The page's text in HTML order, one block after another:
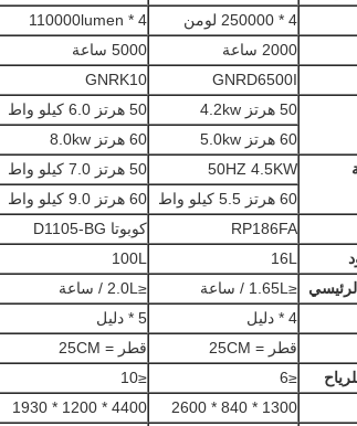
4 * 250000 لومن 4 * 110000lumen
2000 ساعة 5000 ساعة
GNRD6500I
GNRK10
50 هرتز 4.2kw 50 هرتز 6.0 كيلو واط
60 هرتز 5.0kw
60 هرتز 8.0kw
50HZ 4.5KW 50 هرتز 7.0 كيلو واط
60 هرتز 5.5 كيلو واط
60 هرتز 9.0 كيلو واط
RP186FA كوبوتا D1105-BG
16L
100L
≤1.65L / ساعة ≤2.0L / ساعة
4 * دليل 5 * دليل
قطر = 25CM قطر = 25CM
≤6
≤10
1300 * 840 * 2600
4400 * 1200 * 1930